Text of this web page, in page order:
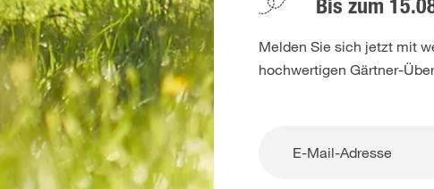
Bis zum
Melden Sie sich jetzt mit
hochwertigen Gärtner-